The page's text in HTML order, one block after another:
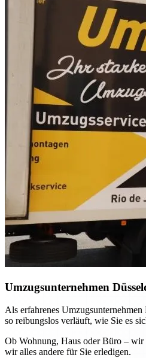
Umzugsunternehmen
Als erfahrenes
so reibungslos verläuft, wie Sie es
Ob Wohnung, Haus oder Büro – wir
wir alles andere für Sie erledigen.